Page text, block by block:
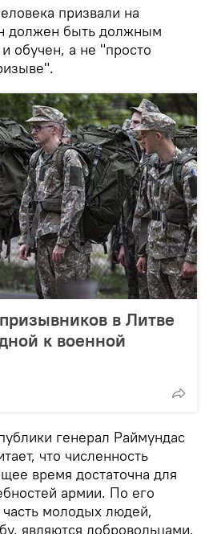
призвали на
должен быть должным
обучен, а не "просто
в Литве
к военной
генерал Раймундас
что численность
время достаточна для
армии. По его
часть молодых людей,
являются добровольцами.